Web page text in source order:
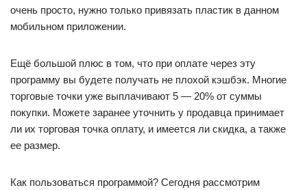
очень просто, нужно только привязать пластик в данном
мобильном приложении.
Ещё большой плюс в том, что при оплате через эту
программу вы будете получать не плохой кэшбэк. Многие
торговые точки уже выплачивают 5 — 20% от суммы
покупки. Можете заранее уточнить у продавца принимает
ли их торговая точка оплату, и имеется ли скидка, а также
ее размер.
Как пользоваться программой? Сегодня рассмотрим